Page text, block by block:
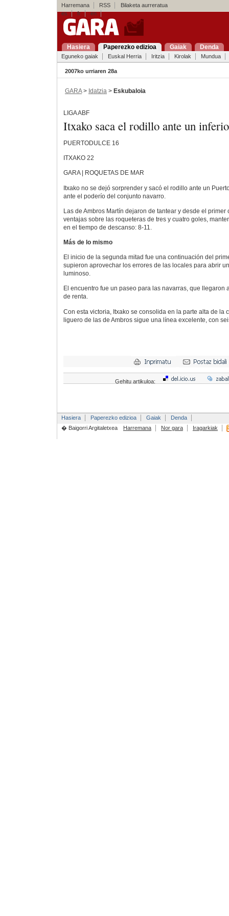
Harremana RSS
Bilaketa aurreratua
es
fr en
Hasiera Paperezko edizioa Gaiak Denda
Eguneko gaiak Euskal Herria Iritzia Kirolak Mundua
2007ko urriaren 28a
GARA> Idatzia > Eskubaloia
LIGA ABF
Itxako saca el rodillo ante un
PUERTODULCE 16
ITXAKO 22
GARA | ROQUETAS DE MAR
Itxako no se dejó sorprender y sacó el rodillo ante un
ante el poderío del conjunto navarro.
Las de Ambros Martín dejaron de tantear y desde el primer
ventajas sobre las roqueteras de tres y cuatro goles,
en el tiempo de descanso: 8-11.
Más de lo mismo
El inicio de la segunda mitad fue una continuación del
supieron aprovechar los errores de las locales para abrir
luminoso.
El encuentro fue un paseo para las navarras, que llegaron
de renta.
Con esta victoria, Itxako se consolida en la parte alta de la
liguero de las de Ambros sigue una línea excelente, con
Gehitu artikuloa:
Hasiera Paperezko edizioa Gaiak
Denda
� Baigorri Argitaletxea
Harremana Nor gara Iragarkiak